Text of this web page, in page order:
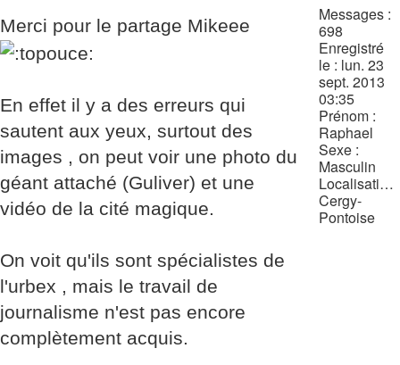
Messages :
698
Enregistré
le : lun. 23
sept. 2013
03:35
Prénom :
Raphael
Sexe :
Masculin
Localisation :
Cergy-
Pontoise
Merci pour le partage Mikeee
En effet il y a des erreurs qui
sautent aux yeux, surtout des
images , on peut voir une photo du
géant attaché (Guliver) et une
vidéo de la cité magique.
On voit qu'ils sont spécialistes de
l'urbex , mais le travail de
journalisme n'est pas encore
complètement acquis.